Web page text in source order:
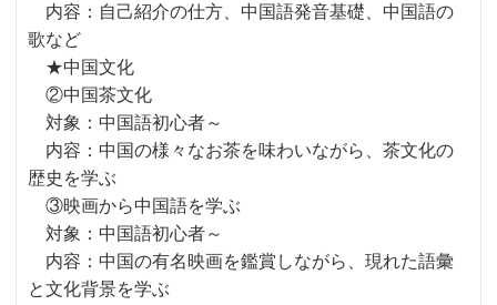
内容：自己紹介の仕方、中国語発音基礎、中国語の
歌など
★中国文化
②中国茶文化
対象：中国語初心者～
内容：中国の様々なお茶を味わいながら、茶文化の
歴史を学ぶ
③映画から中国語を学ぶ
対象：中国語初心者～
内容：中国の有名映画を鑑賞しながら、現れた語彙
と文化背景を学ぶ